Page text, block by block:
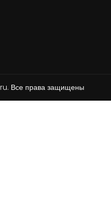
Все права защищены